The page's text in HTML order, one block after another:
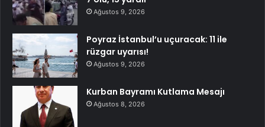
Ağustos 9, 2026
Poyraz İstanbul’u uçuracak: 11 ile
rüzgar uyarısı!
Ağustos 9, 2026
Kurban Bayramı Kutlama Mesajı
Ağustos 8, 2026